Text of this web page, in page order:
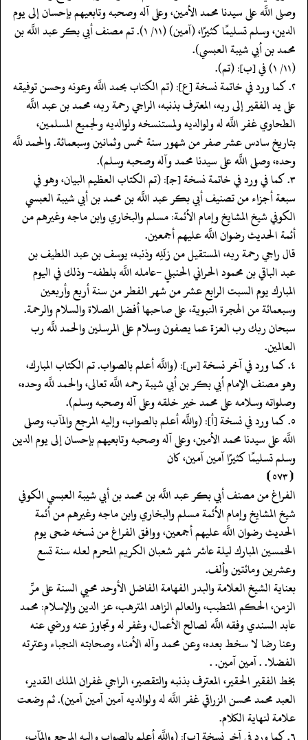
وصلى اللَّه على سيدنا محمد الأمين، وعلى آله وصحبه وتابعيهم بإحسان إلى يوم
الدين، وسلم تسليمًا كثيرًا، (آمين) (١١/ ١). تم مصنف أبي بكر عبد اللَّه بن
محمد بن أبي شيبة العبسي).
(١١/ ١) في [ب]: (تم).
٢. كما ورد في خاتمة نسخة [ع]: (تم الكتاب بحمد اللَّه وعونه وحسن توفيقه
على يد الفقير إلى ربه، المعترف بذنبه، الراجي رحمة ربه، محمد بن عبد اللَّه
الطحاوي غفر اللَّه له ولوالديه ولمستنسخه ولوالديه ولجميع المسلمين،
بتاريخ سادس عشر صفر من شهور سنة خمس وثمانين وسبعمائة. والحمد للَّه
وحده، وصلى اللَّه على سيدنا محمد وآله وصحبه وسلم).
٣. كما في ورد في خاتمة نسخة [جـ]: (تم الكتاب العظيم البيان، وهو في
سبعة أجزاء من تصنيف أبي بكر عبد اللَّه بن محمد بن أبي شيبة العبسي
الكوفي شيخ المشايخ وإمام الأئمة: مسلم والبخاري وابن ماجه وغيرهم من
أئمة الحديث رضوان اللَّه عليهم أجمعين.
قال راجي رحمة ربه، المستقيل من زلَلِه وذنبه، يوسف بن عبد اللطيف بن
عبد الباقي بن محمود الحراني الحنبلي -عامله اللَّه بلطفه- وذلك في اليوم
المبارك يوم السبت الرابع عشر من شهر الفطر من سنة أربع وأربعين
وسبعمائة من الهجرة النبوية، على صاحبها أفضل الصلاة والسلام والرحمة.
سبحان ربك رب العزة عما يصفون وسلام على المرسلين والحمد للَّه رب
العالمين.
٤. كما ورد في آخر نسخة [س]: (واللَّه أعلم بالصواب. تم الكتاب المبارك،
وهو مصنف الإمام أبي بكر بن أبي شيبة رحمه اللَّه تعالى، والحمد للَّه وحده،
وصلواته وسلامه على محمد خير خلقه وعلى آله وصحبه وسلم).
٥. كما ورد في نسخة [أ]: (واللَّه أعلم بالصواب، وإليه المرجع والمآب، وصلى
اللَّه على سيدنا محمد الأمين، وعلى آله وصحبه وتابعيهم بإحسان إلى يوم الدين
وسلم تسليمًا كثيرًا آمين آمين، كان
⦗٥٧٣⦘
الفراغ من مصنف أبي بكر عبد اللَّه بن محمد بن أبي شيبة العبسي الكوفي
شيخ المشايخ وإمام الأئمة مسلم والبخاري وابن ماجه وغيرهم من أئمة
الحديث رضوان اللَّه عليهم أجمعين، ووافق الفراغ من نسخه ضحى يوم
الخمسين المبارك ليلة عاشر شهر شعبان الكريم المحرم لعله سنة تسع
وعشرين ومائتين وألف.
بعناية الشيخ العلامة والبدر الفهامة الفاضل الأوحد محيي السنة على مرِّ
الزمن، الحكم المتطبب، والعالم الزاهد المترهب، عز الدين والإسلام: محمد
عابد السندي وفقه اللَّه لصالح الأعمال، وغفر له وتجاوز عنه ورضي عنه
وعنا رضا لا سخط بعده، وعن محمد وآله الأمناء وصحابته النجباء وعترته
الفضلا. . آمين آمين. .
بخط الفقير الحقير، المعترف بذنبه والتقصير، الراجي غفران الملك القدير،
العبد محمد محسن الزراقي غفر اللَّه له ولوالديه آمين آمين آمين). ثم وضعت
علامة لنهاية الكلام.